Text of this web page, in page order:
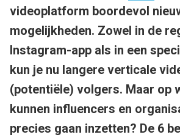
videoplatform boordevol
mogelijkheden. Zowel in de
Instagram-app als in een
kun je nu langere verticale
(potentiële) volgers. Maar op
kunnen influencers en
precies gaan inzetten? De 6